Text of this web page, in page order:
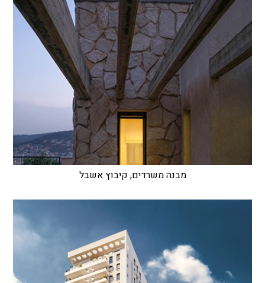
מבנה משרדים, קיבוץ אשבל